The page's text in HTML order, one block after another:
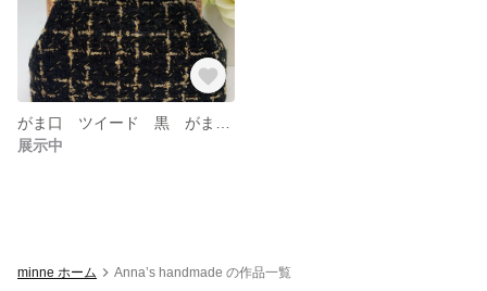
展示中
minne ホーム Anna’s handmade の作品一覧